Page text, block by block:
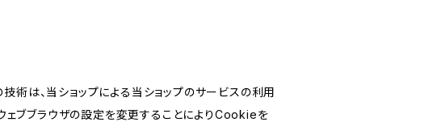
術は、当ショップによる当ショップのサービスの利用
ブブラウザの設定を変更することによりCookieを